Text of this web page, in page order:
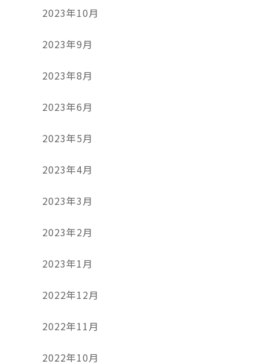
2023年10月
2023年9月
2023年8月
2023年6月
2023年5月
2023年4月
2023年3月
2023年2月
2023年1月
2022年12月
2022年11月
2022年10月